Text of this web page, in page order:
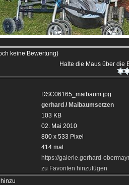
keine Bewertung)
Halte die Maus über die
DSC06165_maibaum.jpg
gerhard / Maibaumsetzen
103 KB
02. Mai 2010
800 x 533 Pixel
414 mal
https://galerie.gerhard-
zu Favoriten hinzufügen